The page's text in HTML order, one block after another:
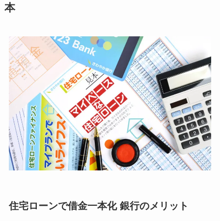
本
住宅ローンで借金一本化 銀行のメリット